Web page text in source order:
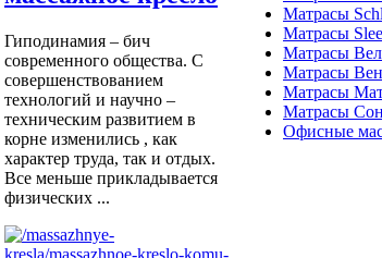
Гиподинамия – бич
современного общества. С
совершенствованием
технологий и научно –
техническим развитием в
корне изменились , как
характер труда, так и отдых.
Все меньше прикладывается
физических ...
Матрасы
Матрасы
Матрасы
Матрасы
Матрасы
Матрасы
Офисные